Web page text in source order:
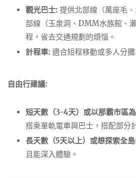
觀光巴士: 提供北部線（萬座毛
部線（玉泉洞、DMM水族館、
程，省去交通規劃的煩惱。
計程車: 適合短程移動或多人分攤
自由行建議:
短天數（3-4天）或以那霸市區
搭乘單軌電車與巴士，搭配部分
長天數（5天以上）或想探索全
且能深入體驗。